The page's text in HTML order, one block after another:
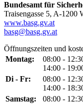
Bundesamt für
Traisengasse 5, A-1200
www.basg.gv.at
basg@basg.gv.at
Öffnungszeiten und
Montag:
08:00 -
14:00 -
Di - Fr:
08:00 -
14:00 -
Samstag:
08:00 -